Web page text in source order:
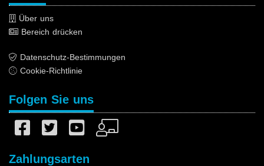
Über uns
Bereich drücken
Datenschutz-Bestimmungen
Cookie-Richtlinie
Folgen Sie uns
Zahlungsarten